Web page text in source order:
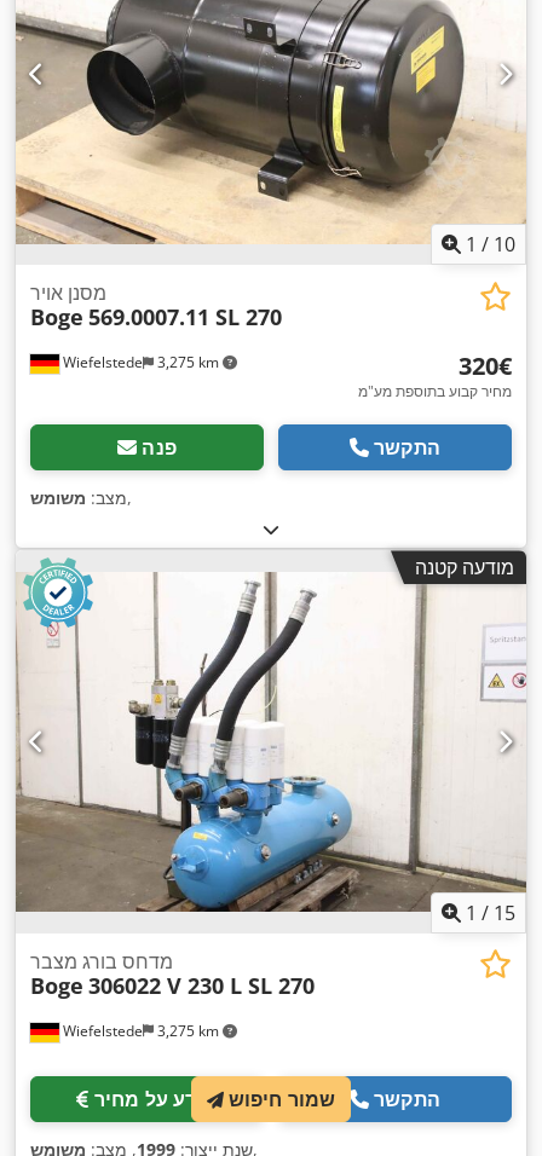
1 / 10
Wiefelstede 3,275 km
מסנן אויר
Boge 569.0007.11 SL 270
‏320 ‏€
מחיר קבוע בתוספת מע"מ
פנה התקשר
מצב: משומש ,
מודעה קטנה
1 / 15
Wiefelstede 3,275 km
מדחס בורג מצבר
Boge 306022 V 230 L SL 270
מידע על מחיר התקשר
שנת ייצור: 1999, מצב: משומש ,
שמור חיפוש